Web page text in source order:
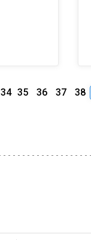
34 35 36 37 38